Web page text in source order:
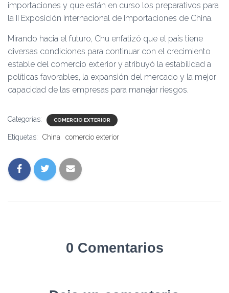
importaciones y que están en curso los preparativos para
la II Exposición Internacional de Importaciones de China.
Mirando hacia el futuro, Chu enfatizó que el país tiene
diversas condiciones para continuar con el crecimiento
estable del comercio exterior y atribuyó la estabilidad a
políticas favorables, la expansión del mercado y la mejor
capacidad de las empresas para manejar riesgos.
Categorías: COMERCIO EXTERIOR
Etiquetas: China comercio exterior
0 Comentarios